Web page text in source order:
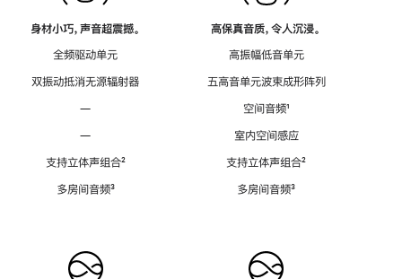
身材小巧，声音超震撼。
全频驱动单元
双振动抵消无源辐射器
—
—
支持立体声组合脚
²
多房间音频脚
³
高保真音质，令人沉浸。
高振幅低音单元
五高音单元波束成形阵列
空间音频脚
¹
室内空间感应
支持立体声组合脚
²
多房间音频脚
³